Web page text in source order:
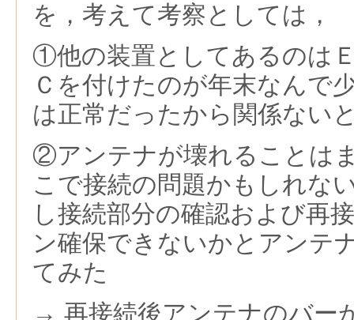
を，考えて考察としては，
①他の装置としてあるのは
Ｃを付けたのが年末なんで
は正常だったから関係ない
②アンテナが壊れることは
こで接続の問題かもしれな
し接続部分の確認および再
ン確保できないかとアンテ
てみた
→ 再接続後アンテナのバー